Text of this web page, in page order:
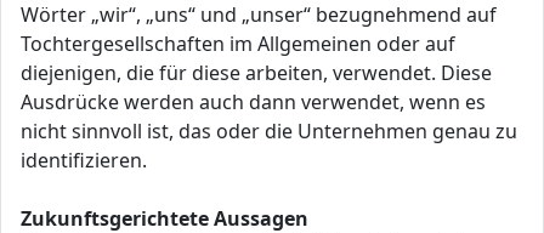
Wörter „wir“, „uns“ und „unser“ bezugnehmend auf
Tochtergesellschaften im Allgemeinen oder auf
diejenigen, die für diese arbeiten, verwendet. Diese
Ausdrücke werden auch dann verwendet, wenn es
nicht sinnvoll ist, das oder die Unternehmen genau zu
identifizieren.
Zukunftsgerichtete Aussagen